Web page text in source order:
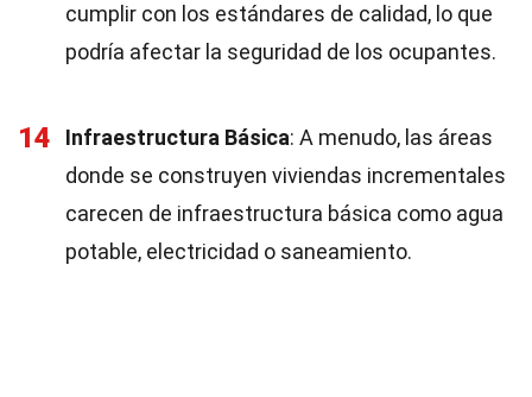
cumplir con los estándares de calidad, lo que
podría afectar la seguridad de los ocupantes.
14 Infraestructura Básica: A menudo, las áreas
donde se construyen viviendas incrementales
carecen de infraestructura básica como agua
potable, electricidad o saneamiento.